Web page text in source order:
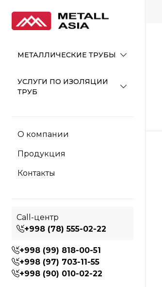
МЕТАЛЛИЧЕСКИЕ ТРУБЫ
УСЛУГИ ПО ИЗОЛЯЦИИ
ТРУБ
О компании
Продукция
Контакты
Call-центр
+998 (78) 555-02-22
+998 (99) 818-00-51
+998 (97) 703-11-55
+998 (90) 010-02-22